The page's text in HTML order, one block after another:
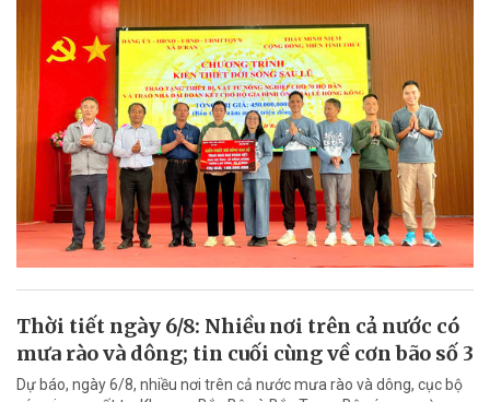
Thời tiết ngày 6/8: Nhiều nơi trên cả nước có
mưa rào và dông; tin cuối cùng về cơn bão số 3
Dự báo, ngày 6/8, nhiều nơi trên cả nước mưa rào và dông, cục bộ